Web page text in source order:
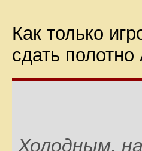
Как только
сдать полотно
Холодным,